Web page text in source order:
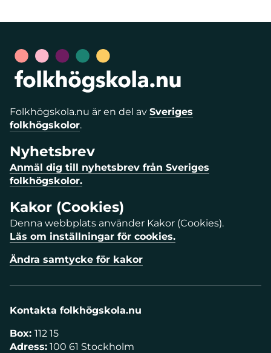
Folkhögskola.nu är en del av Sveriges
folkhögskolor.
Nyhetsbrev
Anmäl dig till nyhetsbrev från Sveriges
folkhögskolor.
Kakor (Cookies)
Denna webbplats använder Kakor (Cookies).
Läs om inställningar för cookies.
Ändra samtycke för kakor
Kontakta folkhögskola.nu
Box: 112 15
Adress: 100 61 Stockholm